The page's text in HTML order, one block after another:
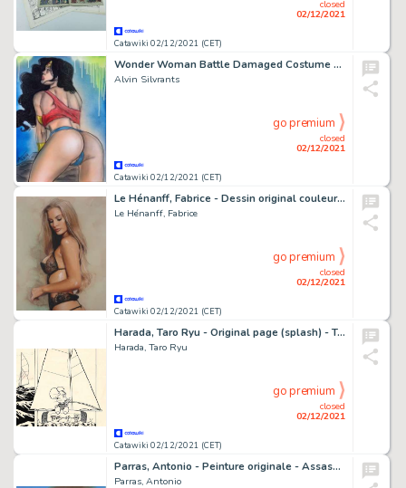
Catawiki 02/12/2021 (CET)
closed
02/12/2021
Wonder Woman Battle Damaged Costume - Original illustration by Alvin Silvrants
Alvin Silvrants
Catawiki 02/12/2021 (CET)
closed
02/12/2021
go premium
Le Hénanff, Fabrice - Dessin original couleur - Pin-up - (2020)
Le Hénanff, Fabrice
Catawiki 02/12/2021 (CET)
closed
02/12/2021
go premium
Harada, Taro Ryu - Original page (splash) - Topo Gigio - (1967)
Harada, Taro Ryu
Catawiki 02/12/2021 (CET)
closed
02/12/2021
go premium
Parras, Antonio - Peinture originale - Assassinat au sommet - (1969)
Parras, Antonio